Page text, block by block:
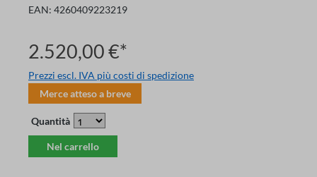
EAN: 4260409223219
2.520,00 €*
Prezzi escl. IVA più costi di spedizione
Merce atteso a breve
Quantità
Nel carrello